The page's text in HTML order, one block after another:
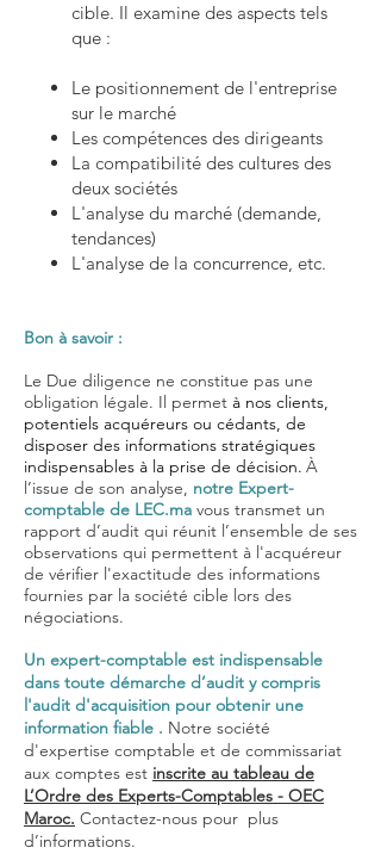
cible. Il examine des aspects tels
que :
Le positionnement de l'entreprise
sur le marché
Les compétences des dirigeants
La compatibilité des cultures des
deux sociétés
L'analyse du marché (demande,
tendances)
L'analyse de la concurrence, etc.
Bon à savoir :
Le Due diligence ne constitue pas une
obligation légale. Il permet à nos clients,
potentiels acquéreurs ou cédants, de
disposer des informations stratégiques
indispensables à la prise de décision. À
l’issue de son analyse, notre Expert-
comptable de LEC.ma vous transmet un
rapport d’audit qui réunit l’ensemble de ses
observations qui permettent à l'acquéreur
de vérifier l'exactitude des informations
fournies par la société cible lors des
négociations.
Un expert-comptable est indispensable
dans toute démarche d’audit y compris
l'audit d'acquisition pour obtenir une
information fiable . Notre société
d'expertise comptable et de commissariat
aux comptes est inscrite au tableau de
L’Ordre des Experts-Comptables - OEC
Maroc. Contactez-nous pour plus
d’informations.